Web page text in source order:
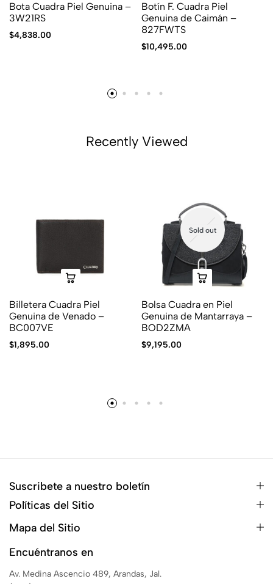
Bota Cuadra Piel Genuina –
3W21RS
$4,838.00
Botín F. Cuadra Piel
Genuina de Caimán –
827FWTS
$10,495.00
Recently Viewed
Billetera Cuadra Piel
Genuina de Venado –
BC007VE
$1,895.00
Sold out
Bolsa Cuadra en Piel
Genuina de Mantarraya –
BOD2ZMA
$9,195.00
Suscribete a nuestro boletín
Políticas del Sitio
Mapa del Sitio
Encuéntranos en
Av. Medina Ascencio 489, Arandas, Jal.